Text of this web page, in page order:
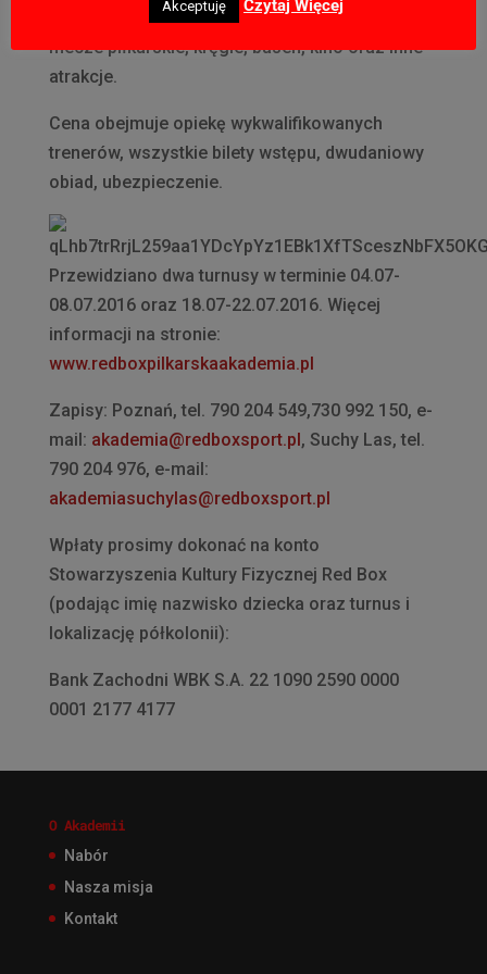
W programie zaplanowaliśmy m.in. treningi i
mecze piłkarskie, kręgle, basen, kino oraz inne
atrakcje.
Cena obejmuje opiekę wykwalifikowanych
trenerów, wszystkie bilety wstępu, dwudaniowy
obiad, ubezpieczenie.
Przewidziano dwa turnusy w terminie 04.07-
08.07.2016 oraz 18.07-22.07.2016. Więcej
informacji na stronie:
www.redboxpilkarskaakademia.pl
Zapisy: Poznań, tel. 790 204 549,730 992 150, e-
mail: akademia@redboxsport.pl, Suchy Las, tel.
790 204 976, e-mail:
akademiasuchylas@redboxsport.pl
Wpłaty prosimy dokonać na konto
Stowarzyszenia Kultury Fizycznej Red Box
(podając imię nazwisko dziecka oraz turnus i
lokalizację półkolonii):
Bank Zachodni WBK S.A. 22 1090 2590 0000
0001 2177 4177
O Akademii
Nabór
Nasza misja
Kontakt
Akceptuję Czytaj Więcej